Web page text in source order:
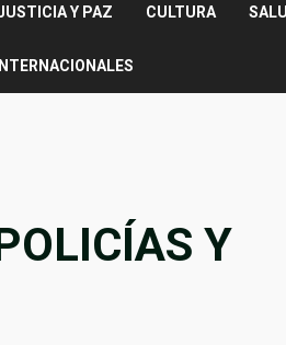
Y PAZ CULTURA
INTERNACIONALES
Y